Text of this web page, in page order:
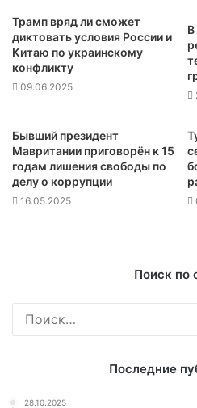
Трамп вряд ли сможет
диктовать условия России и
Китаю по украинскому
конфликту
09.06.2025
Бывший президент
Мавритании приговорён к 15
годам лишения свободы по
делу о коррупции
16.05.2025
Поиск по
Последние
28.10.2025